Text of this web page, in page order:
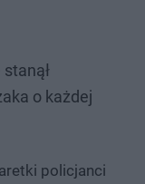
o każdej
policjanci